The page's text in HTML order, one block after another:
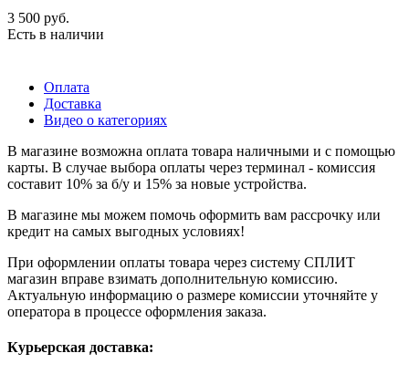
3 500 руб.
Есть в наличии
Оплата
Доставка
Видео о категориях
В магазине возможна оплата товара наличными и с помощью
карты. В случае выбора оплаты через терминал - комиссия
составит 10% за б/у и 15% за новые устройства.
В магазине мы можем помочь оформить вам рассрочку или
кредит на самых выгодных условиях!
При оформлении оплаты товара через систему СПЛИТ
магазин вправе взимать дополнительную комиссию.
Актуальную информацию о размере комиссии уточняйте у
оператора в процессе оформления заказа.
Курьерская доставка: